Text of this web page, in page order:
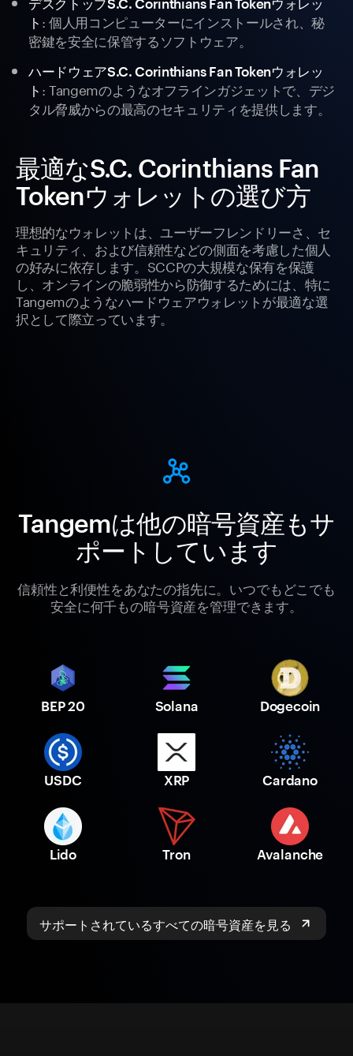
デスクトップS.C. Corinthians Fan Tokenウォレッ
ト : 個人用コンピューターにインストールされ、秘
密鍵を安全に保管するソフトウェア。
ハードウェアS.C. Corinthians Fan Tokenウォレッ
ト : Tangemのようなオフラインガジェットで、デジ
タル脅威からの最高のセキュリティを提供します。
最適なS.C. Corinthians Fan
Tokenウォレットの選び方
理想的なウォレットは、ユーザーフレンドリーさ、セ
キュリティ、および信頼性などの側面を考慮した個人
の好みに依存します。SCCPの大規模な保有を保護
し、オンラインの脆弱性から防御するためには、特に
Tangemのようなハードウェアウォレットが最適な選
択として際立っています。
Tangemは他の暗号資産もサ
ポートしています
信頼性と利便性をあなたの指先に。いつでもどこでも
安全に何千もの暗号資産を管理できます。
BEP 20 Solana Dogecoin
USDC XRP Cardano
Lido Tron Avalanche
サポートされているすべての暗号資産を見る